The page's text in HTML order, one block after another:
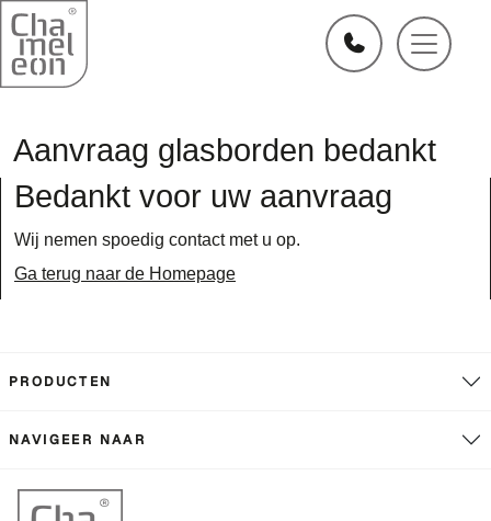
Aanvraag glasborden bedankt
Bedankt voor uw aanvraag
Wij nemen spoedig contact met u op.
Ga terug naar de Homepage
PRODUCTEN
NAVIGEER NAAR